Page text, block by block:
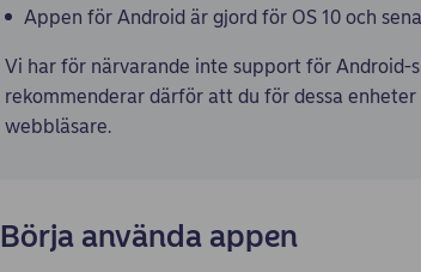
Appen för Android är gjord för OS 10 och
Vi har för närvarande inte support för
rekommenderar därför att du för dessa
webbläsare.
Börja använda appen